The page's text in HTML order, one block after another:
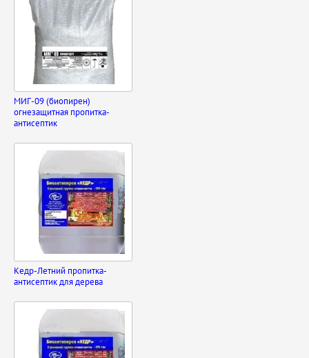
МИГ-09 (биопирен)
огнезащитная пропитка-
антисептик
Кедр-Летний пропитка-
антисептик для дерева